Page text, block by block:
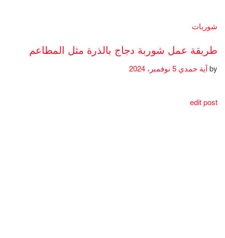
شوربات
طريقة عمل شوربة دجاج بالذرة مثل المطاعم
byآية حمدي
edit post